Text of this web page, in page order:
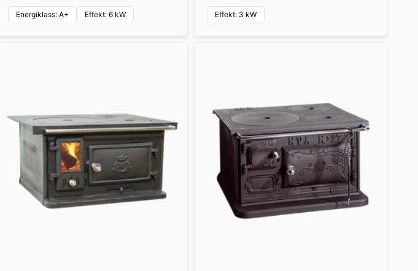
Energiklass: A+ Effekt: 6 kW Effekt: 3 kW